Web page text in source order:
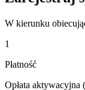
W kierunku
1
Płatność
Opłata